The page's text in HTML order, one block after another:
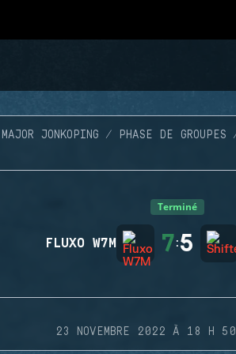
JONKOPING PHASE DE GROUPES
Terminé
FLUXO W7M 7:5
23 NOVEMBRE 2022 À 18 H 50